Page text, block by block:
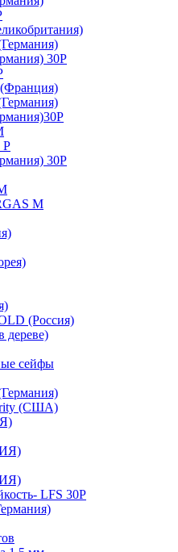
30Р
(Франция)
P
30Р
M
(Россия)
сейфы
(США)
LFS 30P